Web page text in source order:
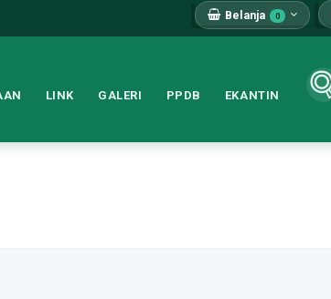
Belanja 0
LINK GALERI PPDB EKANTIN